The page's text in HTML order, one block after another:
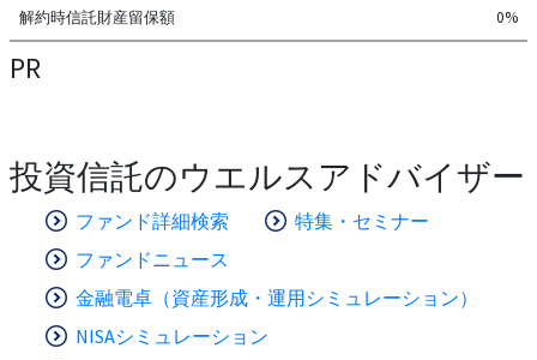
解約時信託財産留保額 0%
PR
投資信託のウエルスアドバイザー
ファンド詳細検索
特集・セミナー
ファンドニュース
金融電卓（資産形成・運用シミュレーション）
NISAシミュレーション